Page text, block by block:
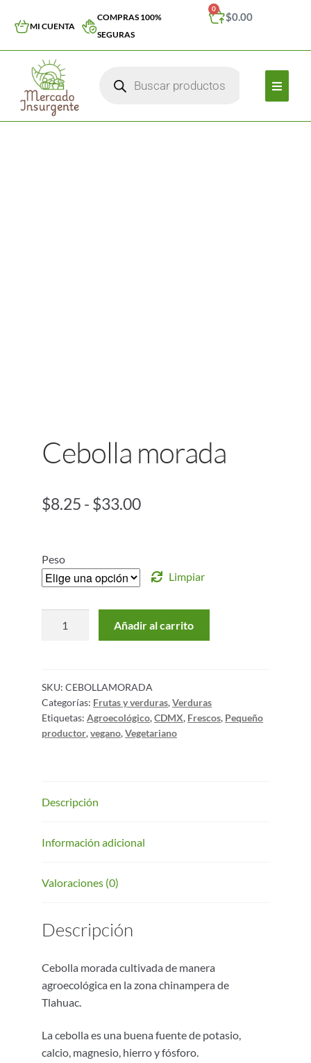
MI CUENTA
COMPRAS 100%
SEGURAS
$0.00
0
Cebolla morada
$8.25 - $33.00
Peso
Limpiar
Añadir al carrito
SKU: CEBOLLAMORADA
Categorías: Frutas y verduras,Verduras
Etiquetas: Agroecológico,CDMX, Frescos, Pequeño
productor,vegano,Vegetariano
Descripción
Información adicional
Valoraciones (0)
Descripción
Cebolla morada cultivada de manera
agroecológica en la zona chinampera de
Tlahuac.
La cebolla es una buena fuente de potasio,
calcio, magnesio, hierro y fósforo.